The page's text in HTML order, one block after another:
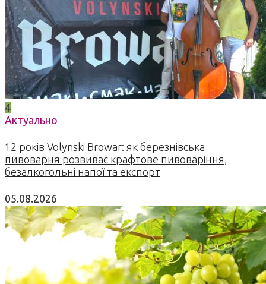
4
Актуально
12 років Volynski Browar: як березнівська
пивоварня розвиває крафтове пивоваріння,
безалкогольні напої та експорт
05.08.2026